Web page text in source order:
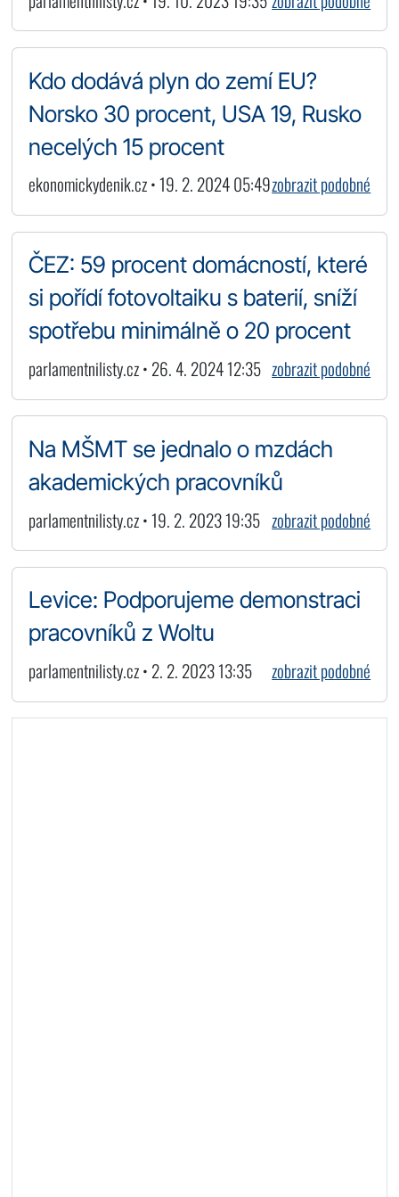
Kdo dodává plyn do zemí EU?
Norsko 30 procent, USA 19, Rusko
necelých 15 procent
ekonomickydenik.cz • 19. 2. 2024 05:49zobrazit podobné
ČEZ: 59 procent domácností, které
si pořídí fotovoltaiku s baterií, sníží
spotřebu minimálně o 20 procent
parlamentnilisty.cz • 26. 4. 2024 12:35 zobrazit podobné
Na MŠMT se jednalo o mzdách
akademických pracovníků
parlamentnilisty.cz • 19. 2. 2023 19:35 zobrazit podobné
Levice: Podporujeme demonstraci
pracovníků z Woltu
parlamentnilisty.cz • 2. 2. 2023 13:35 zobrazit podobné